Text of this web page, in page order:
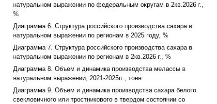
натуральном выражении по федеральным округам в 2кв.2026 г.,
%
Диаграмма 6. Структура российского производства сахара в
натуральном выражении по регионам в 2025 году, %
Диаграмма 7. Структура российского производства сахара в
натуральном выражении по регионам в 2кв.2026 г., %
Диаграмма 8. Объем и динамика производства мелассы в
натуральном выражении, 2021-2025гг., тонн
Диаграмма 9. Объем и динамика производства сахара белого
свекловичного или тростникового в твердом состоянии со